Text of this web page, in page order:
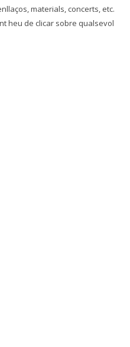
materials, concerts, etc.
heu de clicar sobre qualsevol